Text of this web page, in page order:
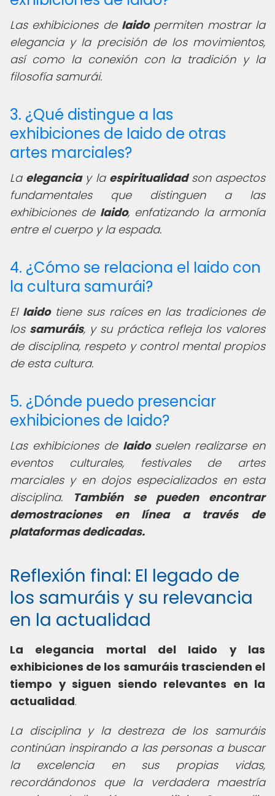
Las exhibiciones de Iaidopermiten mostrar la
elegancia y la precisión de los movimientos,
así como la conexión con la tradición y la
filosofía samurái.
3. ¿Qué distingue a las
exhibiciones de Iaido de otras
artes marciales?
La eleganciay la espiritualidadson aspectos
fundamentales que distinguen a las
exhibiciones de Iaido, enfatizando la armonía
entre el cuerpo y la espada.
4. ¿Cómo se relaciona el Iaido con
la cultura samurái?
El Iaidotiene sus raíces en las tradiciones de
los samuráis, y su práctica refleja los valores
de disciplina, respeto y control mental propios
de esta cultura.
5. ¿Dónde puedo presenciar
exhibiciones de Iaido?
Las exhibiciones de Iaidosuelen realizarse en
eventos culturales, festivales de artes
marciales y en dojos especializados en esta
disciplina.
También se pueden encontrar
demostraciones en línea a través de
plataformas dedicadas.
Reflexión final: El legado de
los samuráis y su relevancia
en la actualidad
La elegancia mortal del Iaido y las
exhibiciones de los samuráis trascienden el
tiempo y siguen siendo relevantes en la
actualidad.
La disciplina y la destreza de los samuráis
continúan inspirando a las personas a buscar
la excelencia en sus propias vidas,
recordándonos que la verdadera maestría